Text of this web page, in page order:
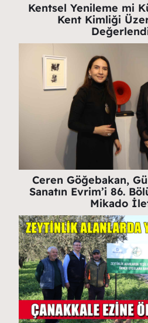
Kentsel Yenileme mi
Kent Kimliği
Ceren Göğebakan,
Sanatın Evrim’i 86.
Mikado